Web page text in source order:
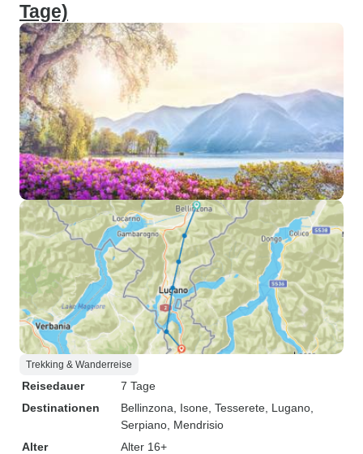
Tage)
Trekking & Wanderreise
Reisedauer
7 Tage
Destinationen
Bellinzona , Isone , Tesserete , Lugano
Serpiano , Mendrisio
Alter
Alter 16+